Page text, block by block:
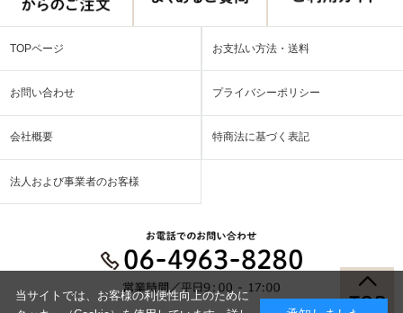
TOPページ お支払い方法・送料
お問い合わせ プライバシーポリシー
会社概要 特商法に基づく表記
法人および事業者のお客様
当サイトでは、お客様の利便性向上のために